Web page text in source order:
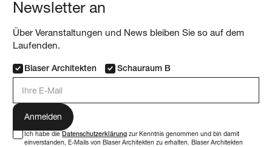
Newsletter an
Über Veranstaltungen und News bleiben Sie so auf dem
Laufenden.
Blaser Architekten Schauraum B
Ich habe die Datenschutzerklärung zur Kenntnis genommen und bin damit
einverstanden, E-Mails von Blaser Architekten zu erhalten. Blaser Architekten